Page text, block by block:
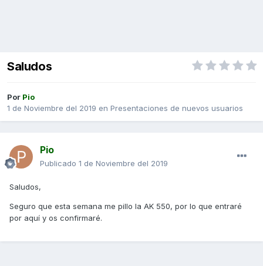
Saludos
Por Pio
1 de Noviembre del 2019 en Presentaciones de nuevos usuarios
Pio
Publicado 1 de Noviembre del 2019
Saludos,
Seguro que esta semana me pillo la AK 550, por lo que entraré
por aquí y os confirmaré.